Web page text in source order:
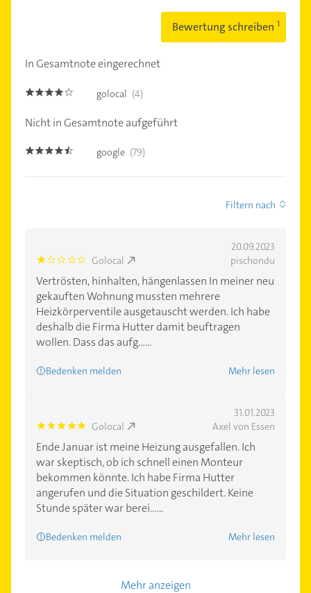
Bewertung schreiben
In Gesamtnote eingerechnet
4.0 golocal (4)
Nicht in Gesamtnote aufgeführt
4.4 google (79)
Filtern nach
20.09.2023
1.0 Golocal pischondu
Vertrösten, hinhalten, hängenlassen In meiner neu
gekauften Wohnung mussten mehrere
Heizkörperventile ausgetauscht werden. Ich habe
deshalb die Firma Hutter damit beuftragen
wollen. Dass das aufg......
Bedenken melden Mehr lesen
31.01.2023
5.0 Golocal Axel von Essen
Ende Januar ist meine Heizung ausgefallen. Ich
war skeptisch, ob ich schnell einen Monteur
bekommen könnte. Ich habe Firma Hutter
angerufen und die Situation geschildert. Keine
Stunde später war berei......
Bedenken melden Mehr lesen
Mehr anzeigen